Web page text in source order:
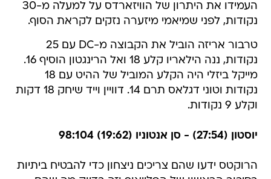
העמידו את היתרון של הוויזארדס על למעלה מ-30
נקודות, לפני שמיאמי מיזערה נזקים לקראת הסוף.
טרבור אריזה הוביל את הקבוצה מ-DC עם 25
נקודות, ננה הילאריו קלע 18 ואל הרינגטון הוסיף 16.
מייקל ביזלי היה הקלע המוביל של ההיט עם 18
נקודות וטוני דגלאס תרם 14. דוויין וייד שיחק 18 דקות
וקלע 9 נקודות.
יוסטון (27:54) - סן אנטוניו (19:62) 98:104
הרוקטס ידעו שהם צריכים ניצחון כדי להבטיח ביתיות